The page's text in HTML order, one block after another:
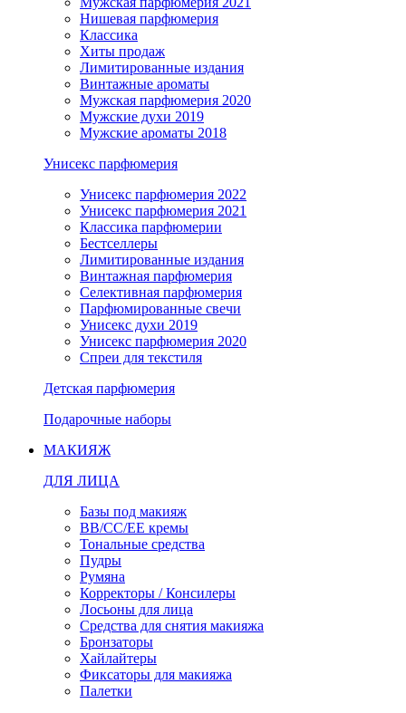
Нишевая парфюмерия
Классика
Хиты продаж
Лимитированные издания
Винтажные ароматы
Мужская парфюмерия 2020
Мужские духи 2019
Мужские ароматы 2018
Унисекс парфюмерия
Унисекс парфюмерия 2022
Унисекс парфюмерия 2021
Классика парфюмерии
Бестселлеры
Лимитированные издания
Винтажная парфюмерия
Селективная парфюмерия
Парфюмированные свечи
Унисекс духи 2019
Унисекс парфюмерия 2020
Спреи для текстиля
Детская парфюмерия
Подарочные наборы
МАКИЯЖ
ДЛЯ ЛИЦА
Базы под макияж
BB/CC/EE кремы
Тональные средства
Пудры
Румяна
Корректоры / Консилеры
Лосьоны для лица
Средства для снятия макияжа
Бронзаторы
Хайлайтеры
Фиксаторы для макияжа
Палетки